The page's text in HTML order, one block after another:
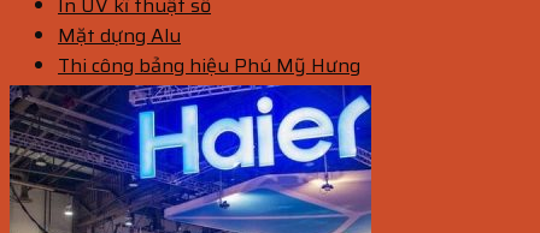
Mặt dựng Alu
Thi công bảng hiệu Phú Mỹ Hưng